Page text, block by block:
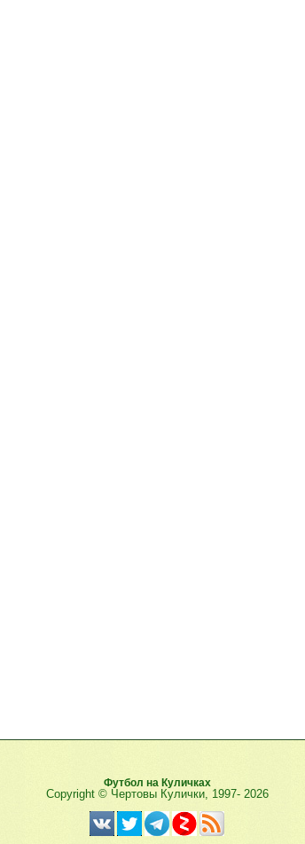
Футбол на Куличках
Copyright © Чертовы Кулички, 1997- 2026